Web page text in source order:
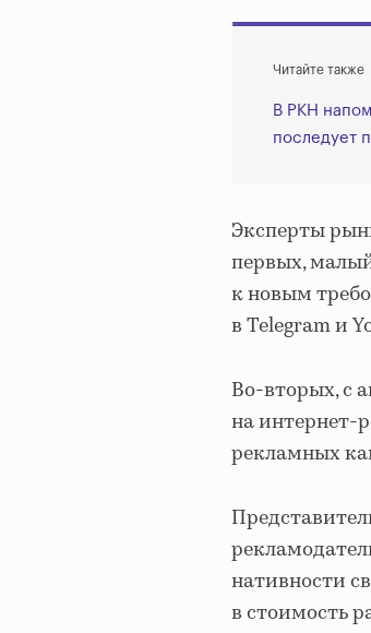
Читайте также
В РКН
последует
Эксперты
первых,
к новым
в Telegram и
Во-вторых, с
на интернет-
рекламных
нативности
в стоимость